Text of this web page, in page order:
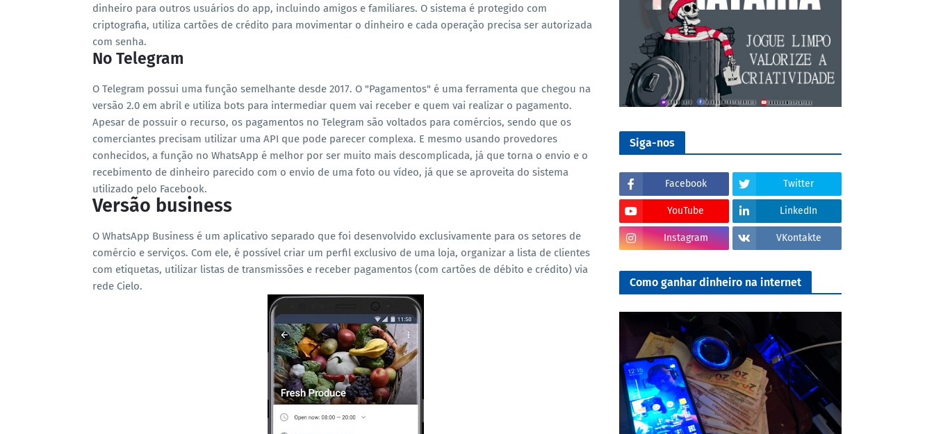
dinheiro para outros usuários do app, incluindo amigos e familiares. O sistema é protegido com
criptografia, utiliza cartões de crédito para movimentar o dinheiro e cada operação precisa ser autorizada
com senha.
No Telegram
O Telegram possui uma função semelhante desde 2017. O "Pagamentos" é uma ferramenta que chegou na
versão 2.0 em abril e utiliza bots para intermediar quem vai receber e quem vai realizar o pagamento.
Apesar de possuir o recurso, os pagamentos no Telegram são voltados para comércios, sendo que os
comerciantes precisam utilizar uma API que pode parecer complexa. E mesmo usando provedores
conhecidos, a função no WhatsApp é melhor por ser muito mais descomplicada, já que torna o envio e o
recebimento de dinheiro parecido com o envio de uma foto ou vídeo, já que se aproveita do sistema
utilizado pelo Facebook.
Versão business
O WhatsApp Business é um aplicativo separado que foi desenvolvido exclusivamente para os setores de
comércio e serviços. Com ele, é possível criar um perfil exclusivo de uma loja, organizar a lista de clientes
com etiquetas, utilizar listas de transmissões e receber pagamentos (com cartões de débito e crédito) via
rede Cielo.
Siga-nos
Facebook Twitter
YouTube LinkedIn
Instagram VKontakte
Como ganhar dinheiro na internet